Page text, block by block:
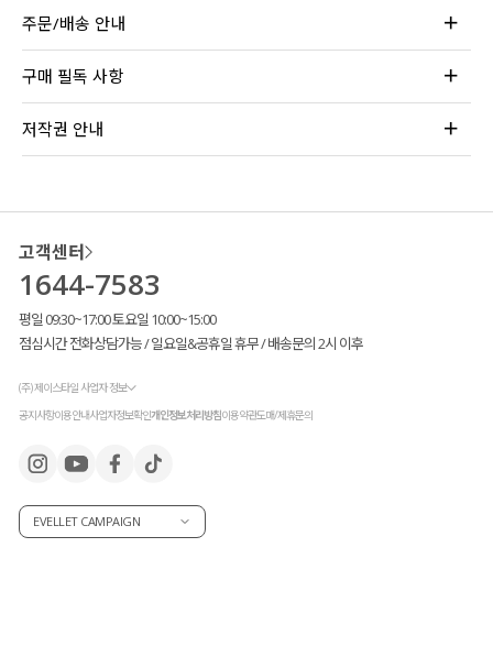
주문/배송 안내
구매 필독 사항
저작권 안내
고객센터
1644-7583
평일 09:30~17:00 토요일 10:00~15:00
점심시간 전화상담가능 / 일요일&공휴일 휴무 / 배송문의 2시 이후
(주) 제이스타일 사업자 정보
공지사항이용안내사업자정보확인개인정보처리방침이용약관도매/제휴문의
EVELLET CAMPAIGN